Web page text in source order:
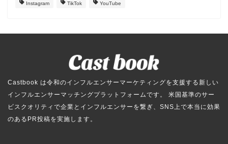
Instagram TikTok YouTube
Castbook は令和のインフルエンサーマーケティングを支援する新しい
インフルエンサーマッチングプラットフォームです。 米国基準のサー
ビスクオリティで企業とインフルエンサーを繋ぎ、SNS上で本当に効果
のあるPR投稿を実施します。